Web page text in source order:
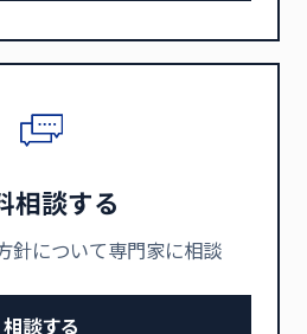
相談する
針について専門家に相談
相談する